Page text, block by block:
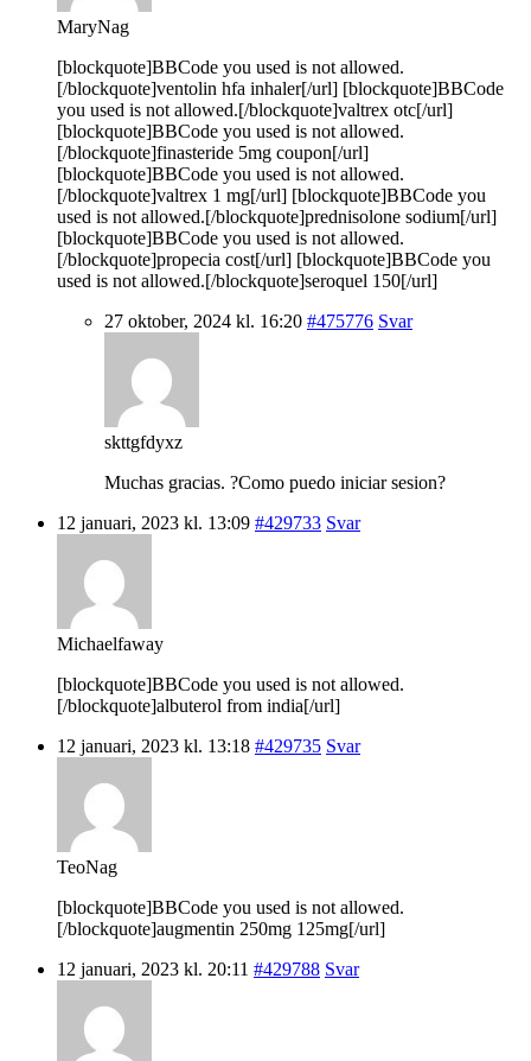
MaryNag
[blockquote]BBCode you used is not allowed.
[/blockquote]ventolin hfa inhaler[/url] [blockquote]BBCode
you used is not allowed.[/blockquote]valtrex otc[/url]
[blockquote]BBCode you used is not allowed.
[/blockquote]finasteride 5mg coupon[/url]
[blockquote]BBCode you used is not allowed.
[/blockquote]valtrex 1 mg[/url] [blockquote]BBCode you
used is not allowed.[/blockquote]prednisolone sodium[/url]
[blockquote]BBCode you used is not allowed.
[/blockquote]propecia cost[/url] [blockquote]BBCode you
used is not allowed.[/blockquote]seroquel 150[/url]
27 oktober, 2024 kl. 16:20 #475776 Svar
skttgfdyxz
Muchas gracias. ?Como puedo iniciar sesion?
12 januari, 2023 kl. 13:09 #429733 Svar
Michaelfaway
[blockquote]BBCode you used is not allowed.
[/blockquote]albuterol from india[/url]
12 januari, 2023 kl. 13:18 #429735 Svar
TeoNag
[blockquote]BBCode you used is not allowed.
[/blockquote]augmentin 250mg 125mg[/url]
12 januari, 2023 kl. 20:11 #429788 Svar